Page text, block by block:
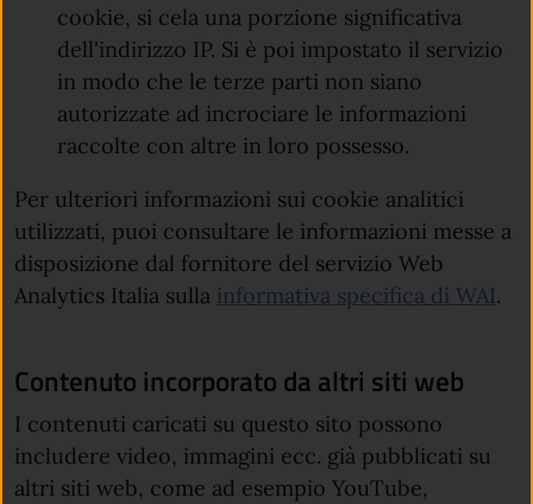
cookie, si cela una porzione significativa
dell'indirizzo IP. Si è poi impostato il servizio
in modo che le terze parti non siano
autorizzate ad incrociare le informazioni
raccolte con altre in loro possesso.
Per ulteriori informazioni sui cookie analitici
utilizzati, puoi consultare le informazioni messe a
disposizione dal fornitore del servizio Web
Analytics Italia sulla informativa specifica di WAI.
Contenuto incorporato da altri siti web
I contenuti caricati su questo sito possono
includere video, immagini ecc. già pubblicati su
altri siti web, come ad esempio YouTube,